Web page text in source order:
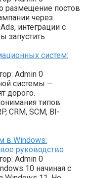
размещение постов
через
интеграции с
запустить
систем:
Admin 0
системы —
дорого.
типов
CRM, SCM, BI-
в Windows:
руководство
Admin 0
10 начиная с